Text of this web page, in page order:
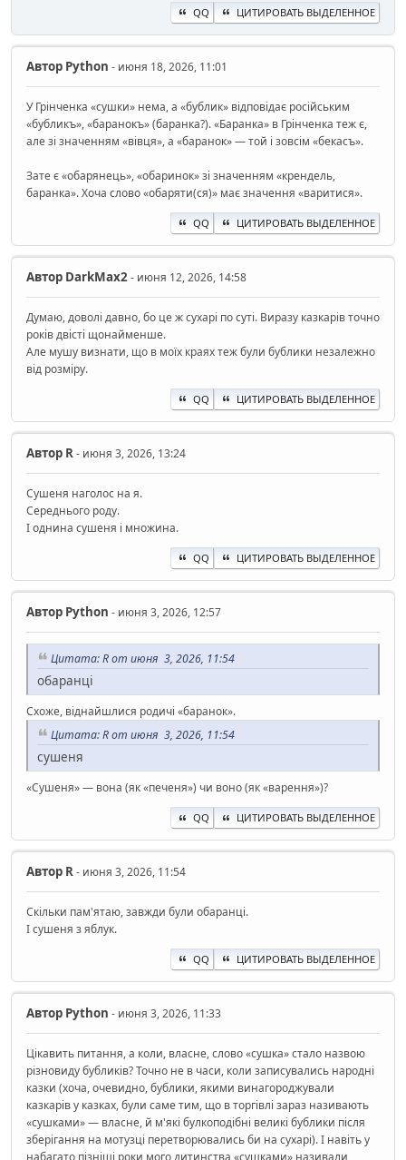
QQ ЦИТИРОВАТЬ ВЫДЕЛЕННОЕ
Автор Python - июня 18, 2026, 11:01
У Грінченка «сушки» нема, а «бублик» відповідає російським
«бубликъ», «баранокъ» (баранка?). «Баранка» в Грінченка теж є,
але зі значенням «вівця», а «баранок» — той і зовсім «бекасъ».
Зате є «обарянець», «обаринок» зі значенням «крендель,
баранка». Хоча слово «обаряти(ся)» має значення «варитися».
QQ ЦИТИРОВАТЬ ВЫДЕЛЕННОЕ
Автор DarkMax2- июня 12, 2026, 14:58
Думаю, доволі давно, бо це ж сухарі по суті. Виразу казкарів точно
років двісті щонайменше.
Але мушу визнати, що в моїх краях теж були бублики незалежно
від розміру.
QQ ЦИТИРОВАТЬ ВЫДЕЛЕННОЕ
Автор R- июня 3, 2026, 13:24
Сушеня наголос на я.
Середнього роду.
І однина сушеня і множина.
QQ ЦИТИРОВАТЬ ВЫДЕЛЕННОЕ
Автор Python - июня 3, 2026, 12:57
Цитата: R от июня 3, 2026, 11:54
обаранці
Схоже, віднайшлися родичі «баранок».
Цитата: R от июня 3, 2026, 11:54
сушеня
«Сушеня» — вона (як «печеня») чи воно (як «варення»)?
QQ ЦИТИРОВАТЬ ВЫДЕЛЕННОЕ
Автор R- июня 3, 2026, 11:54
Скільки пам'ятаю, завжди були обаранці.
І сушеня з яблук.
QQ ЦИТИРОВАТЬ ВЫДЕЛЕННОЕ
Автор Python - июня 3, 2026, 11:33
Цікавить питання, а коли, власне, слово «сушка» стало назвою
різновиду бубликів? Точно не в часи, коли записувались народні
казки (хоча, очевидно, бублики, якими винагороджували
казкарів у казках, були саме тим, що в торгівлі зараз називають
«сушками» — власне, й м'які булкоподібні великі бублики після
зберігання на мотузці перетворювались би на сухарі). І навіть у
набагато пізніші роки мого дитинства «сушками» називали